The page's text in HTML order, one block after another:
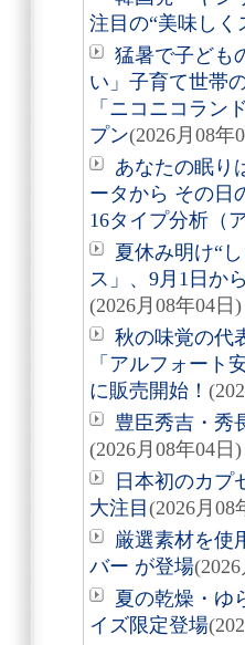
注目の“美味しく
猛暑で子ども
い」子育て世帯
「ニコニコラ
プン(2026月08年
あなたの眠り
ータから その日
16タイプ分析（
夏休み明け“
ス」、9月1日か
(2026月08年04日)
秋の味覚の代
「アルフォート
に販売開始！
豊臣秀吉・秀
(2026月08年04日)
日本初のカプ
大注目 (2026月08
厳選素材を使
バー が登場
夏の乾燥・ゆ
イズ限定登場